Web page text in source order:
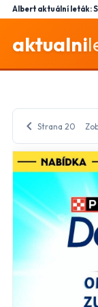
Albert aktuální leták:
aktualni
chevron_left Strana 20